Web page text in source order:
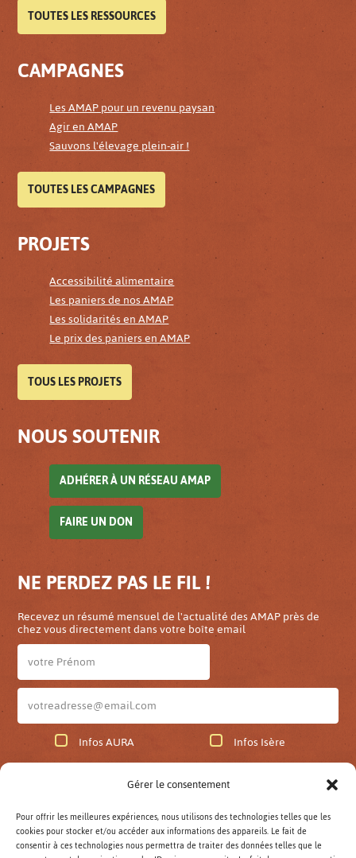
Gérer le consentement
Pour offrir les meilleures expériences, nous utilisons des technologies telles que les
cookies pour stocker et/ou accéder aux informations des appareils. Le fait de
consentir à ces technologies nous permettra de traiter des données telles que le
TOUTES LES RESSOURCES
CAMPAGNES
Les AMAP pour un revenu paysan
Agir en AMAP
Sauvons l'élevage plein-air !
TOUTES LES CAMPAGNES
PROJETS
Accessibilité alimentaire
Les paniers de nos AMAP
Les solidarités en AMAP
Le prix des paniers en AMAP
TOUS LES PROJETS
NOUS SOUTENIR
ADHÉRER À UN RÉSEAU AMAP
FAIRE UN DON
NE PERDEZ PAS LE FIL !
Recevez un résumé mensuel de l'actualité des AMAP près de
chez vous directement dans votre boîte email
Infos AURA Infos Isère
Lettre d'infos AuRA archivées